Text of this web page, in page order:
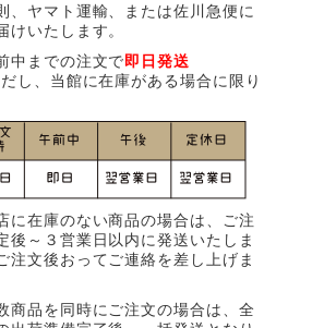
、ヤマト運輸、または佐川急便に
けいたします。
中までの注文で即日発送
し、当館に在庫がある場合に限り
に在庫のない商品の場合は、ご注
後～３営業日以内に発送いたしま
注文後おってご連絡を差し上げま
商品を同時にご注文の場合は、全